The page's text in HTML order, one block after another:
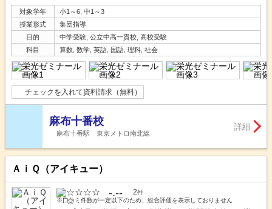
対象学年
小1～6, 中1～3
授業形式
集団指導
目的
中学受験, 公立中高一貫校, 高校受験
科目
算数, 数学, 英語, 国語, 理科, 社会
チェックを入れて資料請求（無料）
麻布十番校
麻布十番駅 東京メトロ南北線
詳細
ＡｉＱ（アイキュー）
-.-- 2件
※口コミ件数が一定以下のため、総合評価を表示しておりません